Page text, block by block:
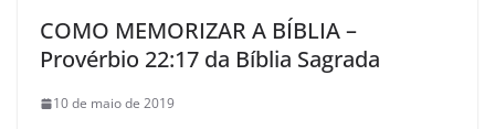
COMO MEMORIZAR A BÍBLIA –
Provérbio 22:17 da Bíblia Sagrada
10 de maio de 2019